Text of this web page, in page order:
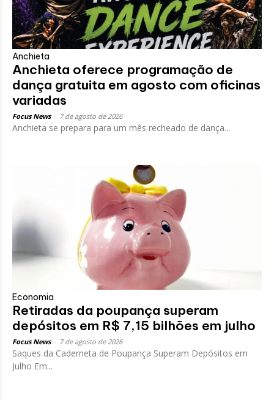
Anchieta
Anchieta oferece programação de
dança gratuita em agosto com oficinas
variadas
Focus News 7 de agosto de 2026
Anchieta se prepara para um mês recheado de dança...
Economia
Retiradas da poupança superam
depósitos em R$ 7,15 bilhões em julho
Focus News 7 de agosto de 2026
Saques da Caderneta de Poupança Superam Depósitos em
Julho Em...